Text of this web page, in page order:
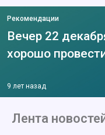
Рекомендации
Вечер 22
хорошо
9 лет назад
Лента